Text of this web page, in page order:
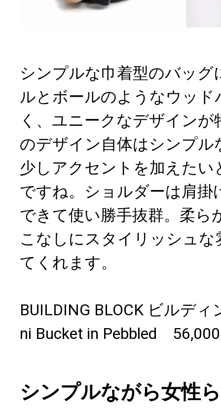
シンプルな巾着型のバッグ
ルとボールのようなウッド
く、ユニークなデザイン
のデザイン自体はシンプル
少しアクセントを加えたい
ですね。ショルダーは肩掛
できて使い勝手抜群。柔ら
こなしにスタイリッシュ
てくれます。
BUILDING BLOCK ビルデ
ni Bucket in Pebbled
シンプルながら女性